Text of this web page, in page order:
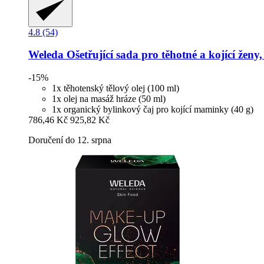
4.8 (54)
Weleda Ošetřující sada pro těhotné a kojící
-15%
1x těhotenský tělový olej (100 ml)
1x olej na masáž hráze (50 ml)
1x organický bylinkový čaj pro kojící maminky (40 g)
786,46 Kč 925,82 Kč
Doručení do 12. srpna